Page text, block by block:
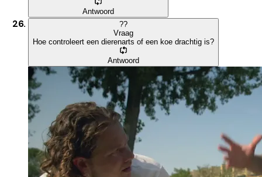
Antwoord
??
Vraag
Hoe controleert een dierenarts of een koe drachtig is?
Antwoord